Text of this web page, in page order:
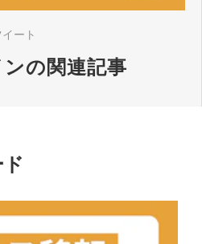
イート
の関連記事